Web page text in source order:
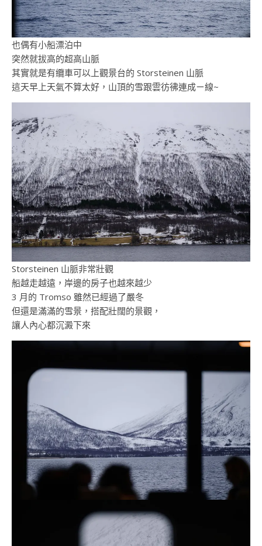
也偶有小船漂泊中
突然就拔高的超高山脈
其實就是有纜車可以上觀景台的 Storsteinen 山脈
這天早上天氣不算太好，山頂的雪跟雲彷彿連成ㄧ線~
Storsteinen 山脈非常壯觀
船越走越遠，岸邊的房子也越來越少
3 月的 Tromso 雖然已經過了嚴冬
但還是滿滿的雪景，搭配壯闊的景觀，
讓人內心都沉澱下來